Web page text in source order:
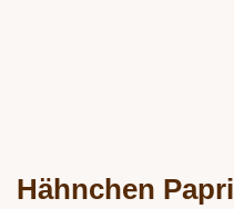
Hähnchen